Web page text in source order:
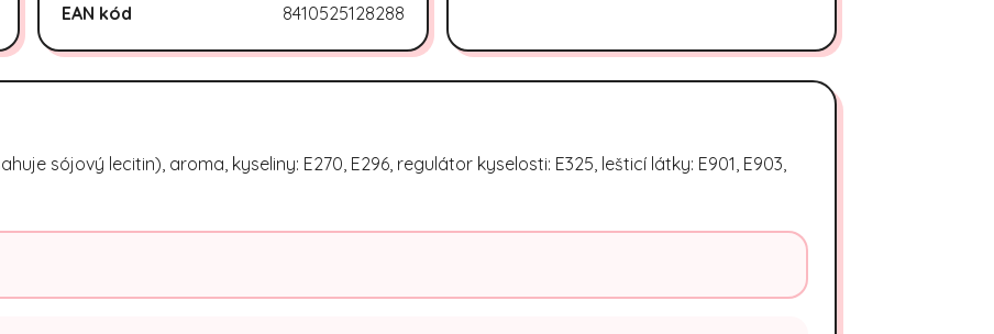
EAN kód 8410525128288
sójový lecitin), aroma, kyseliny: E270, E296, regulátor kyselosti: E325, lešticí látky: E901, E903,